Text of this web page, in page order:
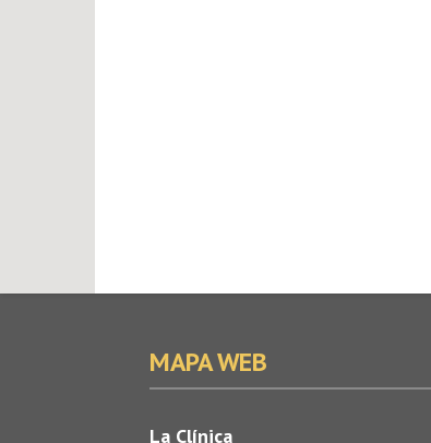
MAPA WEB
La Clínica